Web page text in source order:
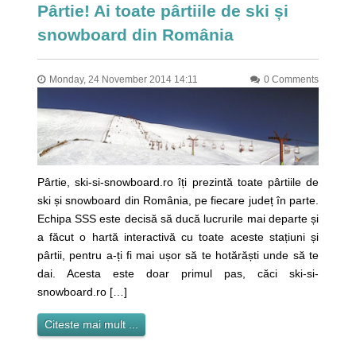
Pârtie! Ai toate pârtiile de ski și
snowboard din România
Monday, 24 November 2014 14:11 0 Comments
Pârtie, ski-si-snowboard.ro îți prezintă toate pârtiile de
ski și snowboard din România, pe fiecare județ în parte.
Echipa SSS este decisă să ducă lucrurile mai departe și
a făcut o hartă interactivă cu toate aceste stațiuni și
pârtii, pentru a-ți fi mai ușor să te hotărăști unde să te
dai. Acesta este doar primul pas, căci ski-si-
snowboard.ro […]
Citeste mai mult ...